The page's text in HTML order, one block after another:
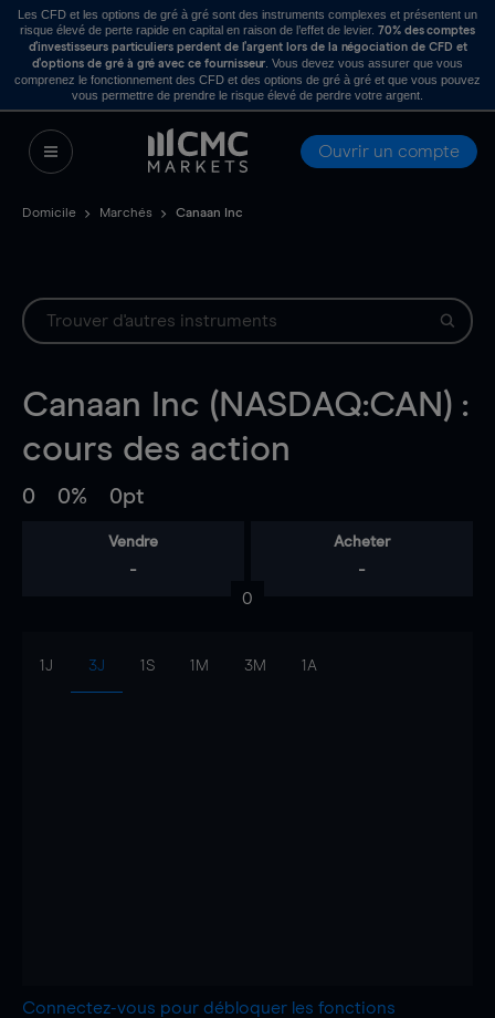
Les CFD et les options de gré à gré sont des instruments complexes et présentent un
risque élevé de perte rapide en capital en raison de l’effet de levier. 70% des comptes
d’investisseurs particuliers perdent de l’argent lors de la négociation de CFD et
d’options de gré à gré avec ce fournisseur . Vous devez vous assurer que vous
comprenez le fonctionnement des CFD et des options de gré à gré et que vous pouvez
vous permettre de prendre le risque élevé de perdre votre argent.
Ouvrir un compte
Domicile Marchés Canaan Inc
Canaan Inc (NASDAQ:CAN) :
cours des action
0 0% 0pt
Vendre
-
Acheter
-
0
1J 3J 1S 1M 3M 1A
Connectez-vous pour débloquer les fonctions